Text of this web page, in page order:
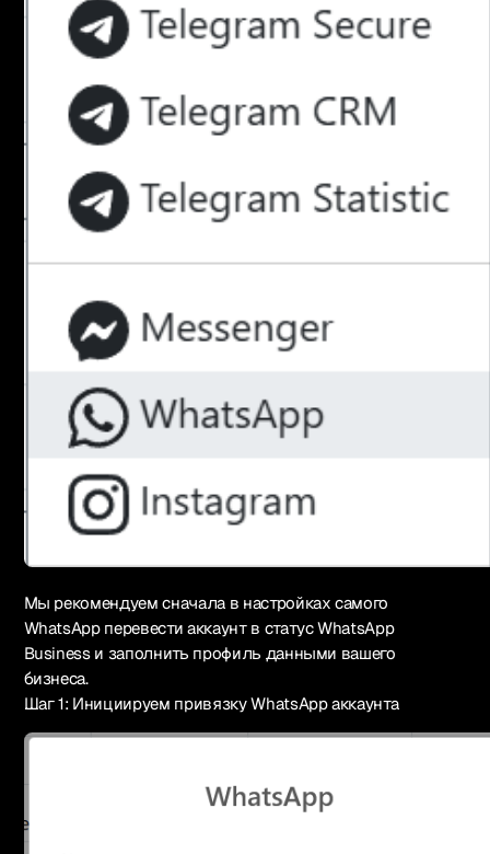
Мы рекомендуем сначала в настройках самого
WhatsApp перевести аккаунт в статус WhatsApp
Business и заполнить профиль данными вашего
бизнеса.
Шаг 1: Инициируем привязку WhatsApp аккаунта